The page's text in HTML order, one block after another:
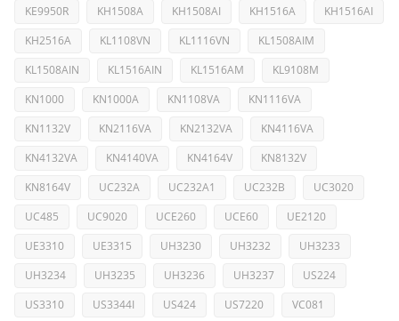
KE9950R
KH1508A KH1508AI KH1516A
KH1516AI
KH2516A
KL1108VN KL1116VN
KL1508AIM
KL1508AIN
KL1516AIN KL1516AM
KL9108M
KN1000
KN1000A KN1108VA
KN1116VA
KN1132V
KN2116VA KN2132VA
KN4116VA
KN4132VA
KN4140VA KN4164V
KN8132V
KN8164V
UC232A UC232A1 UC232B
UC3020
UC485
UC9020 UCE260 UCE60
UE2120
UE3310
UE3315 UH3230 UH3232
UH3233
UH3234
UH3235 UH3236 UH3237
US224
US3310
US3344I US424 US7220
VC081